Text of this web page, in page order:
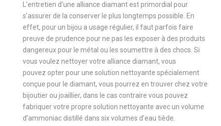
L’entretien d’une alliance diamant est primordial pour
s’assurer de la conserver le plus longtemps possible. En
effet, pour un bijou a usage régulier, il faut parfois faire
preuve de prudence pour ne pas les exposer à des produits
dangereux pour le métal ou les soumettre à des chocs. Si
vous voulez nettoyer votre alliance diamant, vous
pouvez opter pour une solution nettoyante spécialement
conçue pour le diamant, vous pourrez en trouver chez votre
bijoutier ou joaillier, dans le cas contraire vous pouvez
fabriquer votre propre solution nettoyante avec un volume
d’ammoniac distillé dans six volumes d’eau tiède.